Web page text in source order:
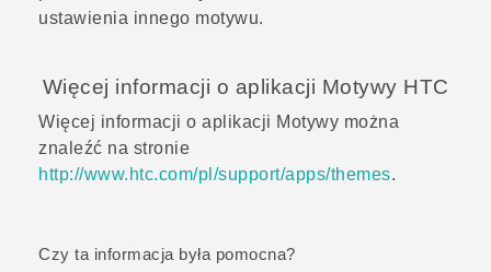
ustawienia innego motywu.
Więcej informacji o aplikacji Motywy HTC
Więcej informacji o aplikacji Motywy można
znaleźć na stronie
http://www.htc.com/pl/support/apps/themes.
Czy ta informacja była pomocna?